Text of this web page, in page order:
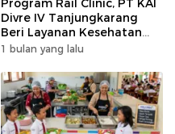
Program Rail Clinic, PT KAI
Divre IV Tanjungkarang
Beri Layanan Kesehatan
Gratis 250 Warga
1 bulan yang lalu